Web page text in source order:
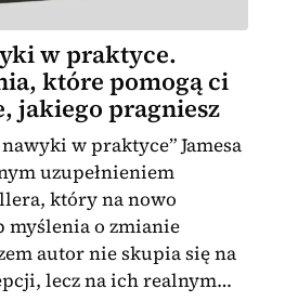
w praktyce.
które pomogą ci
jakiego pragniesz
w praktyce” Jamesa
uzupełnieniem
który na nowo
myślenia o zmianie
autor nie skupia się na
lecz na ich realnym…